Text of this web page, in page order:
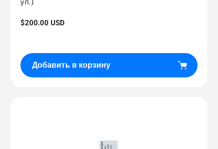
уп.)
Обычная
$200.00 USD
Добавить в корзину